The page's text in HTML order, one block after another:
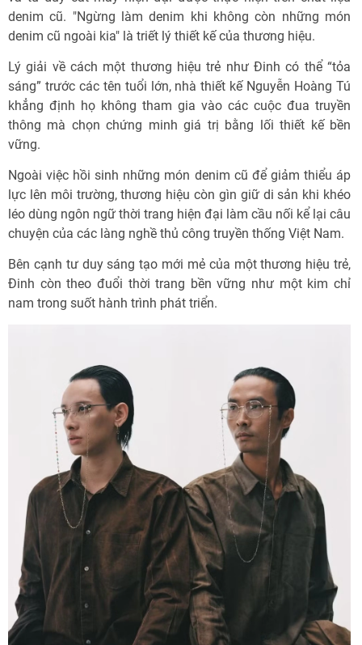
denim cũ. "Ngừng làm denim khi không còn những món
denim cũ ngoài kia" là triết lý thiết kế của thương hiệu.
Lý giải về cách một thương hiệu trẻ như Đinh có thể “tỏa
sáng” trước các tên tuổi lớn, nhà thiết kế Nguyễn Hoàng Tú
khẳng định họ không tham gia vào các cuộc đua truyền
thông mà chọn chứng minh giá trị bằng lối thiết kế bền
vững.
Ngoài việc hồi sinh những món denim cũ để giảm thiểu áp
lực lên môi trường, thương hiệu còn gìn giữ di sản khi khéo
léo dùng ngôn ngữ thời trang hiện đại làm cầu nối kể lại câu
chuyện của các làng nghề thủ công truyền thống Việt Nam.
Bên cạnh tư duy sáng tạo mới mẻ của một thương hiệu trẻ,
Đinh còn theo đuổi thời trang bền vững như một kim chỉ
nam trong suốt hành trình phát triển.